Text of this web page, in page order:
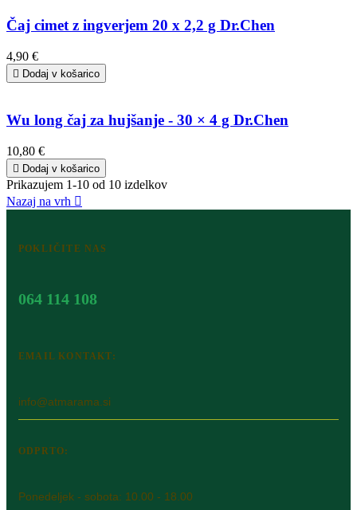
Čaj cimet z ingverjem 20 x 2,2 g Dr.Chen
4,90 €
 Dodaj v košarico
Wu long čaj za hujšanje - 30 × 4 g Dr.Chen
10,80 €
 Dodaj v košarico
Prikazujem 1-10 od 10 izdelkov
Nazaj na vrh 
POKLIČITE NAS
064 114 108
EMAIL KONTAKT:
info@atmarama.si
ODPRTO:
Ponedeljek - sobota: 10.00 - 18.00